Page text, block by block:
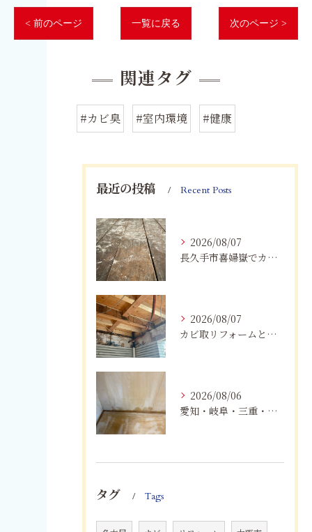
< 前のページ 一覧に戻る 次のページ >
関連タグ
#カビ臭 #室内環境 #健康
最近の投稿 Recent Posts
2026/08/07
長久手市喜婦嶽でカビに悩んだら｜住宅の湿気対策とプロによる解決方法
2026/08/07
カビ取リフォームと専門業者を比較！根本解決を選ぶポイント
2026/08/06
愛知・岐阜・三重・静岡の公営住宅で発生するカビ対策｜原因・健康被害・効果的な予防方法を徹底解説
タグ Tags